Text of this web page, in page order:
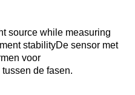
source while measuring
stabilityDe sensor met
voor
de fasen.